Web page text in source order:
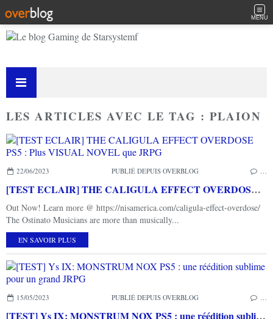
MENU
LES ARTICLES AVEC LE TAG : PLAION
22/06/2023 PUBLIÉ DEPUIS OVERBLOG
[TEST ECLAIR] THE CALIGULA EFFECT OVERDOSE PS5 : Plus VISUAL NOVEL que JRPG
Out Now! Learn more @ https://nisamerica.com/caligula-effect-overdose/
The Ostinato Musicians are more than musically...
EN SAVOIR PLUS
15/05/2023 PUBLIÉ DEPUIS OVERBLOG
[TEST] Ys IX: MONSTRUM NOX PS5 : une réédition sublime pour un grand JRPG